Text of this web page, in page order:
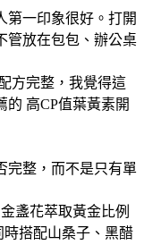
第一印象很好。打開
管放在包包、辦公桌
方完整，我覺得這
的 高CP值葉黃素開
完整，而不是只有單
盞花萃取黃金比例
時搭配山桑子、黑醋